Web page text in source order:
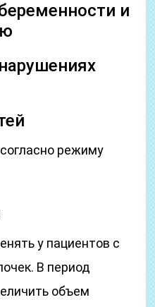
и
режиму
у пациентов с
В период
объем